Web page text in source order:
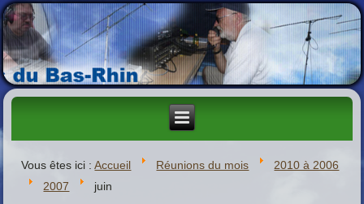
Vous êtes ici :Accueil Réunions du mois
2010 à 2006
2007
juin